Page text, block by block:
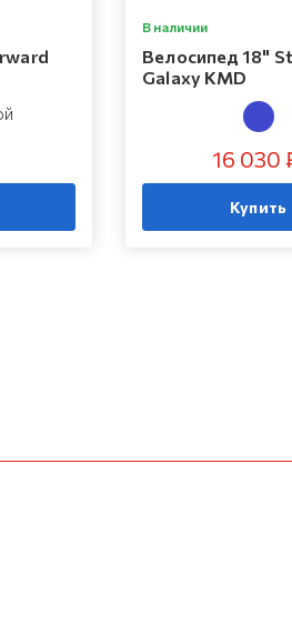
В наличии
Велосипед 18"
Galaxy KMD
16 030
Купить